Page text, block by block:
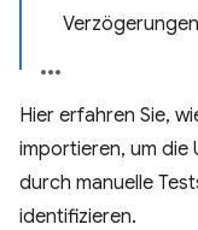
Hier erfahren Sie,
importieren, um die
durch manuelle
identifizieren.